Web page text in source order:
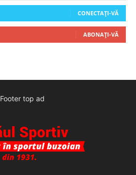
CONECTAȚI-VĂ
ABONAȚI-VĂ
Footer top ad